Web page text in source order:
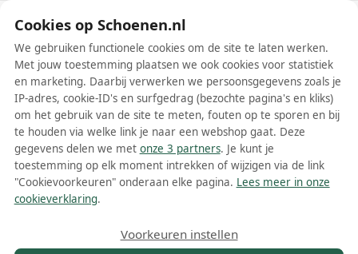
Schoenen.nl
Wis filters Alle filters
Witte Ancient Greek Sandals
damesschoenen
Meer lezen
Ballerinas Sandalen Slippers
Cookies op Schoenen.nl
We gebruiken functionele cookies om de site te laten werken.
Met jouw toestemming plaatsen we ook cookies voor statistiek
en marketing. Daarbij verwerken we persoonsgegevens zoals je
IP-adres, cookie-ID's en surfgedrag (bezochte pagina's en kliks)
om het gebruik van de site te meten, fouten op te sporen en bij
te houden via welke link je naar een webshop gaat. Deze
gegevens delen we met onze 3 partners. Je kunt je
toestemming op elk moment intrekken of wijzigen via de link
"Cookievoorkeuren" onderaan elke pagina. Lees meer in onze
cookieverklaring.
Voorkeuren instellen